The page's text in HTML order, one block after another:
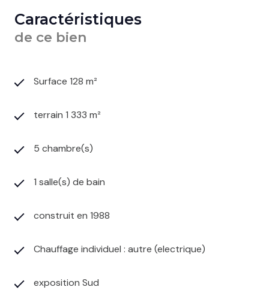
Caractéristiques
de ce bien
Surface 128 m²
terrain 1 333 m²
5 chambre(s)
1 salle(s) de bain
construit en 1988
Chauffage individuel : autre (electrique)
exposition Sud